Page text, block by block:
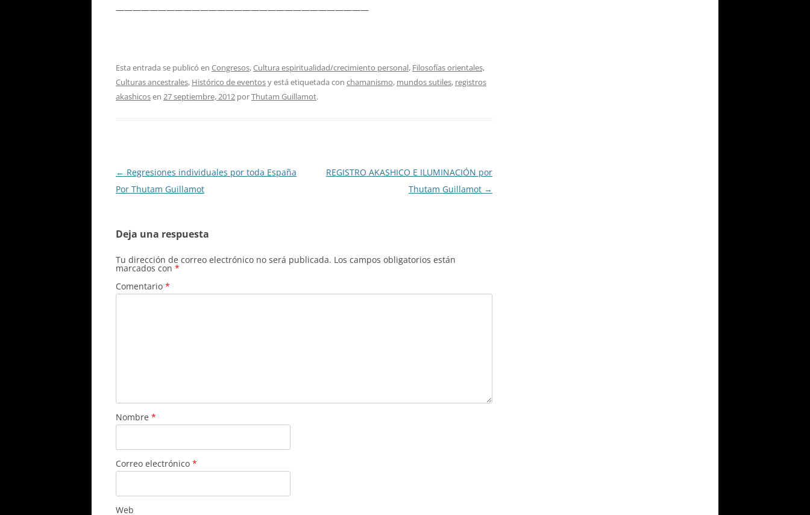
——————————————————————————————
Esta entrada se publicó en Congresos,Cultura espiritualidad/crecimiento personal, Filosofías orientales,
Culturas ancestrales, Histórico de eventosy está etiquetada con chamanismo, mundos sutiles, registros
akashicosen 27 septiembre, 2012 porThutam Guillamot.
Navegación
de
← Regresiones individuales por toda España
Por Thutam Guillamot
REGISTRO AKASHICO E ILUMINACIÓN por
Thutam Guillamot →
Deja una respuesta
Tu dirección de correo electrónico no será publicada. Los campos obligatorios están
marcados con *
Comentario *
Nombre *
Correo electrónico *
Web